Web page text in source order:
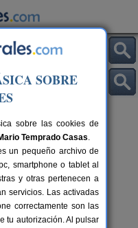
Villabermudo
SOBRE
sobre las cookies de
Temprado Casas.
un pequeño archivo de
smartphone o tablet al
y otras pertenecen a
servicios. Las activadas
correctamente son las
tu autorización. Al pulsar